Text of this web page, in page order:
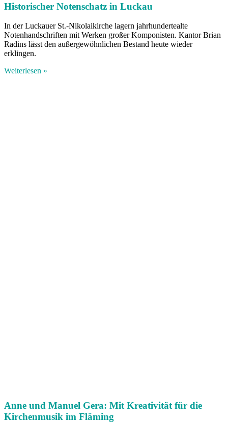
Historischer Notenschatz in Luckau
In der Luckauer St.-Nikolaikirche lagern jahrhundertealte
Notenhandschriften mit Werken großer Komponisten. Kantor Brian
Radins lässt den außergewöhnlichen Bestand heute wieder
erklingen.
Weiterlesen »
Anne und Manuel Gera: Mit Kreativität für die
Kirchenmusik im Fläming